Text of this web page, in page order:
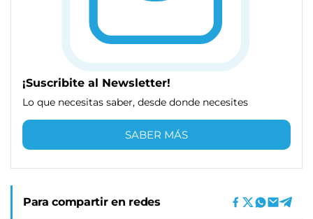
¡Suscribite al Newsletter!
Lo que necesitas saber, desde donde necesites
SABER MÁS
Para compartir en redes